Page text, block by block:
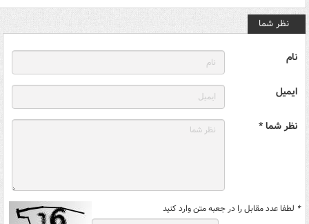
نظر شما
نام
ایمیل
نظر شما *
* لطفا عدد مقابل را در جعبه متن وارد کنید